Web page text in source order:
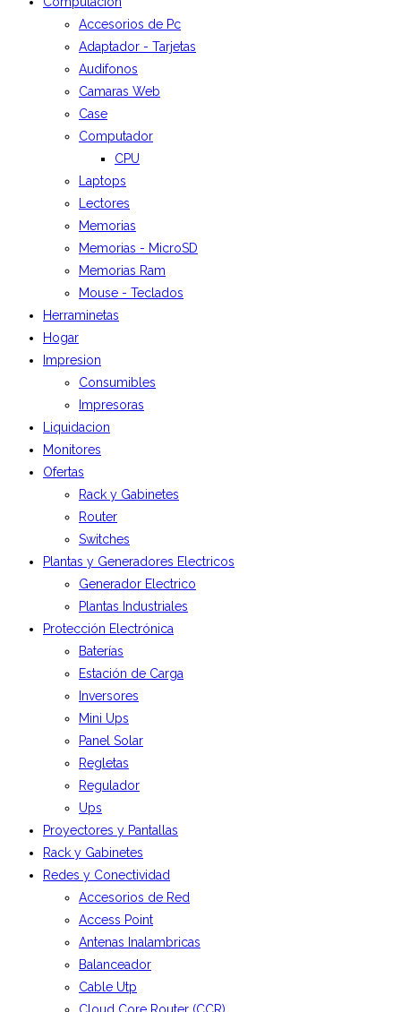
Accesorios de Pc
Adaptador - Tarjetas
Audifonos
Camaras Web
Case
Computador
CPU
Laptops
Lectores
Memorias
Memorias - MicroSD
Memorias Ram
Mouse - Teclados
Herraminetas
Hogar
Impresion
Consumibles
Impresoras
Liquidacion
Monitores
Ofertas
Rack y Gabinetes
Router
Switches
Plantas y Generadores Electricos
Generador Electrico
Plantas Industriales
Protección Electrónica
Baterías
Estación de Carga
Inversores
Mini Ups
Panel Solar
Regletas
Regulador
Ups
Proyectores y Pantallas
Rack y Gabinetes
Redes y Conectividad
Accesorios de Red
Access Point
Antenas Inalambricas
Balanceador
Cable Utp
Cloud Core Router (CCR)